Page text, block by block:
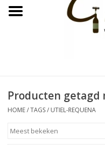
Witte wijn
Bubbels & Vermout
Producten getagd
HOME/TAGS/ UTIEL-REQUENA